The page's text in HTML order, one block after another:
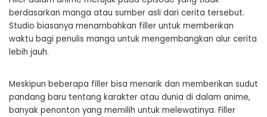
berdasarkan manga atau sumber asli dari cerita tersebut.
Studio biasanya menambahkan filler untuk memberikan
waktu bagi penulis manga untuk mengembangkan alur cerita
lebih jauh.
Meskipun beberapa filler bisa menarik dan memberikan sudut
pandang baru tentang karakter atau dunia di dalam anime,
banyak penonton yang memilih untuk melewatinya. Filler